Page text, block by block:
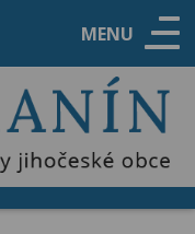
MENU
ÚŘAD
OBEC